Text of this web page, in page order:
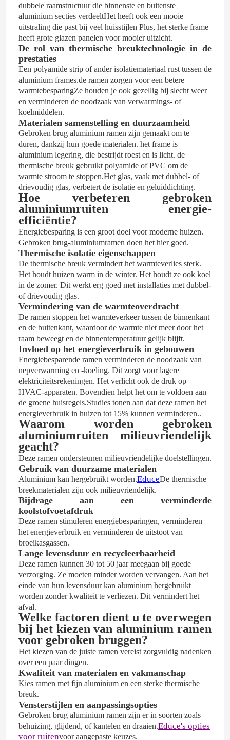
Huis
Producten
Video's
Ongeveer ons
Fabrieksreis
Kwaliteitscontrole
Contact de V.S.
Bloggen
Een gevalstudie
Verzoek om een Citaat
dubbele raamstructuur die binnenste en buitenste
aluminium secties verdeeltHet heeft ook een mooie
uitstraling die past bij veel huisstijlen Plus, het sterke frame
heeft grote glazen panelen voor mooier uitzicht.
De rol van thermische breuktechnologie in de
prestaties
Een polyamide strip of ander isolatiemateriaal rust tussen de
aluminium frames.de ramen zorgen voor een betere
warmtebesparingZe houden je ook gezellig bij slecht weer
en verminderen de noodzaak van verwarmings- of
koelmiddelen.
Materialen samenstelling en duurzaamheid
Gebroken brug aluminium ramen zijn gemaakt om te
duren, dankzij hun goede materialen. het frame is
aluminium legering, die bestrijdt roest en is licht. de
thermische breuk gebruikt polyamide of PVC om de
warmte stroom te stoppen.Het glas, vaak met dubbel- of
drievoudig glas, verbetert de isolatie en geluiddichting.
Hoe verbeteren gebroken
aluminiumruiten energie-
efficiëntie?
Energiebesparing is een groot doel voor moderne huizen.
Gebroken brug-aluminiumramen doen het hier goed.
Thermische isolatie eigenschappen
De thermische breuk vermindert het warmteverlies sterk.
Het houdt huizen warm in de winter. Het houdt ze ook koel
in de zomer. Dit werkt erg goed met installaties met dubbel-
of drievoudig glas.
Vermindering van de warmteoverdracht
De ramen stoppen het warmteverkeer tussen de binnenkant
en de buitenkant, waardoor de warmte niet meer door het
raam beweegt en de binnentemperatuur gelijk blijft.
Invloed op het energieverbruik in gebouwen
Energiebesparende ramen verminderen de noodzaak van
nepverwarming en -koeling. Dit zorgt voor lagere
elektriciteitsrekeningen. Het verlicht ook de druk op
HVAC-apparaten. Bovendien helpt het om te voldoen aan
de groene huisregels.Studies tonen aan dat deze ramen het
energieverbruik in huizen tot 15% kunnen verminderen..
Waarom worden gebroken
aluminiumruiten milieuvriendelijk
geacht?
Deze ramen ondersteunen milieuvriendelijke doelstellingen.
Gebruik van duurzame materialen
Aluminium kan hergebruikt worden.EduceDe thermische
breekmaterialen zijn ook milieuvriendelijk.
Bijdrage aan een verminderde
koolstofvoetafdruk
Deze ramen stimuleren energiebesparingen, verminderen
het energieverbruik en verminderen de uitstoot van
broeikasgassen.
Lange levensduur en recycleerbaarheid
Deze ramen kunnen 30 tot 50 jaar meegaan bij goede
verzorging. Ze moeten minder worden vervangen. Aan het
einde van hun levensduur kan aluminium hergebruikt
worden zonder kwaliteit te verliezen. Dit vermindert het
afval.
Welke factoren dient u te overwegen
bij het kiezen van aluminium ramen
voor gebroken bruggen?
Het kiezen van de juiste ramen vereist zorgvuldig nadenken
over een paar dingen.
Kwaliteit van materialen en vakmanschap
Kies ramen met fijn aluminium en een sterke thermische
breuk.
Vensterstijlen en aanpassingsopties
Gebroken brug aluminium ramen zijn er in soorten zoals
behuizing, glijdend, of kantelen en draaien.Educe's opties
voor ruitenvoor aangepaste keuzes.